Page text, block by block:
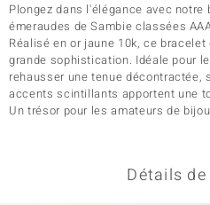
Plongez dans l'élégance avec
émeraudes de Sambie classées
Réalisé en or jaune 10k, ce
grande sophistication. Idéale pour
rehausser une tenue décontractée,
accents scintillants apportent une
Un trésor pour les amateurs de
Détails